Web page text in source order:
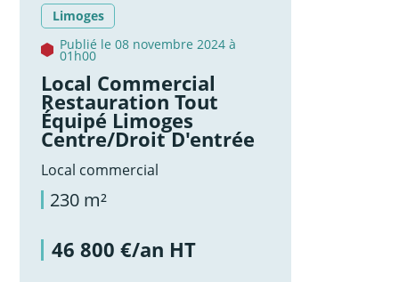
Limoges
Publié le 08 novembre 2024 à
01h00
Local Commercial
Restauration Tout
Équipé Limoges
Centre/droit D'entrée
Local commercial
230 m²
46 800 €/an HT